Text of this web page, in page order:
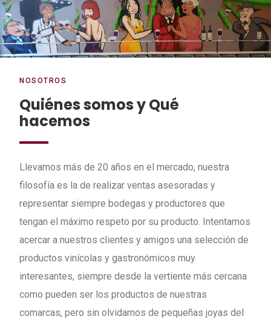
NOSOTROS
Quiénes somos y Qué
hacemos
Llevamos más de 20 años en el mercado, nuestra
filosofía es la de realizar ventas asesoradas y
representar siempre bodegas y productores que
tengan el máximo respeto por su producto. Intentamos
acercar a nuestros clientes y amigos una selección de
productos vinícolas y gastronómicos muy
interesantes, siempre desde la vertiente más cercana
como pueden ser los productos de nuestras
comarcas, pero sin olvidarnos de pequeñas joyas del